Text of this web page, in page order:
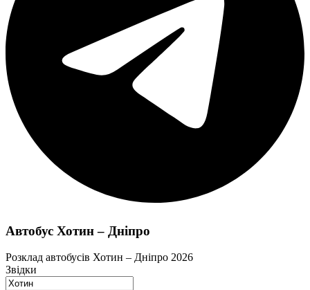
Автобус Хотин – Дніпро
Розклад автобусів Хотин – Дніпро 2026
Звідки